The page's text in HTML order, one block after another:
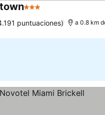
3 Estrellas
puntuaciones) a 0.8 km